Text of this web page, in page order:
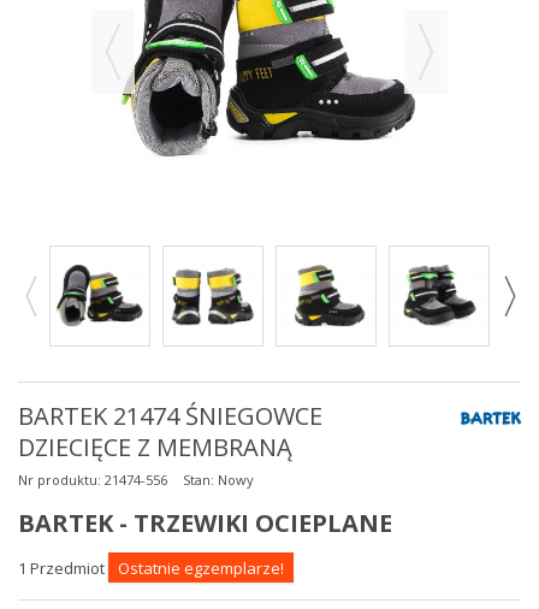
BARTEK 21474 ŚNIEGOWCE
DZIECIĘCE Z MEMBRANĄ
Nr produktu: 21474-556 Stan: Nowy
BARTEK - TRZEWIKI OCIEPLANE
1 Przedmiot Ostatnie egzemplarze!